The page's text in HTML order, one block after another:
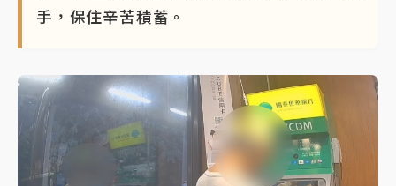
手，保住辛苦積蓄。